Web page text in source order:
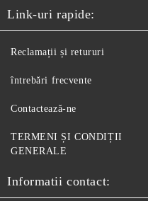
Link-uri rapide:
Reclamații și retururi
întrebări frecvente
Contactează-ne
TERMENI ȘI CONDIȚII
GENERALE
Informatii contact: